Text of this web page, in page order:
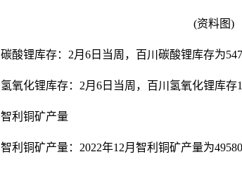
(资料图)
碳酸锂库存：2月6日当周，百川碳酸锂库存为
氢氧化锂库存：2月6日当周，百川氢氧化锂库存
智利铜矿产量
智利铜矿产量：2022年12月智利铜矿产量为